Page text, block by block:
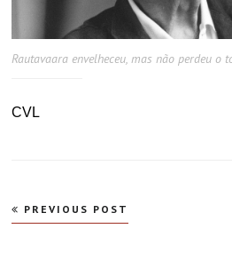
Rautavaara envelheceu, mas não perdeu o
CVL
Navegação
de
PREVIOUS POST